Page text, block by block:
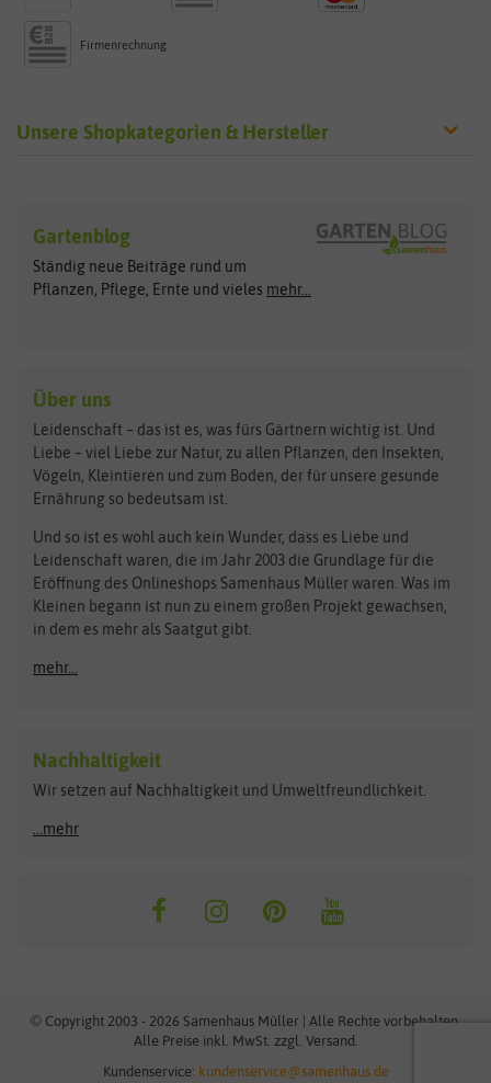
Firmenrechnung
Unsere Shopkategorien & Hersteller
Exotische Samen
Gemüsesamen
Gründünger
Kräutersamen
Obstsamen
Pilzbrut
Rasensamen
Steckzwiebeln
Zimmer & Kübelpflanzen
Kataloge
Schnäppchen
Anzucht & Gartenzubehör
Anzuchtschalen
Heizmatte & Heizkabel
Kokos-Quelltabletten
Zimmergewächshaus
Maissamen
Arche Noah
ASB Greenworld
Benary
Bingenheimer Saatgut
BioBalu
Bionana
BIOWOL
Blumicorn
Bûten Birds
Carl Pabst
Clever Pots
COMPO
Dürr-Samen
elho
Feldsaaten Freudenberger
Fertil
Flora Elite
Florissa
Flortis
Franchi Sementi
Hortitops
JUB Holland
Küpper
Gartenblog
Ständig neue Beiträge rund um
Pflanzen, Pflege, Ernte und vieles mehr...
Über uns
Leidenschaft – das ist es, was fürs Gärtnern wichtig ist. Und
Liebe – viel Liebe zur Natur, zu allen Pflanzen, den Insekten,
Vögeln, Kleintieren und zum Boden, der für unsere gesunde
Ernährung so bedeutsam ist.
Und so ist es wohl auch kein Wunder, dass es Liebe und
Leidenschaft waren, die im Jahr 2003 die Grundlage für die
Eröffnung des Onlineshops Samenhaus Müller waren. Was im
Kleinen begann ist nun zu einem großen Projekt gewachsen,
in dem es mehr als Saatgut gibt.
mehr...
Nachhaltigkeit
Wir setzen auf Nachhaltigkeit und Umweltfreundlichkeit.
...mehr
© Copyright 2003 - 2026 Samenhaus Müller | Alle Rechte vorbehalten.
Alle Preise inkl. MwSt. zzgl. Versand.
Kundenservice: kundenservice@samenhaus.de